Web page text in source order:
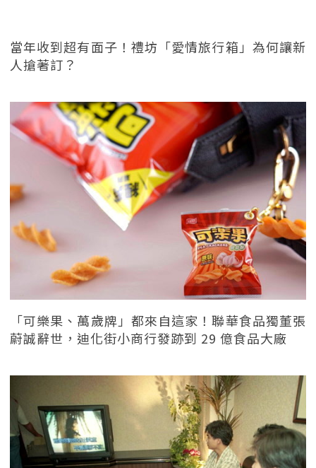
當年收到超有面子！禮坊「愛情旅行箱」為何讓新
人搶著訂？
「可樂果、萬歲牌」都來自這家！聯華食品獨董張
蔚誠辭世，迪化街小商行發跡到 29 億食品大廠